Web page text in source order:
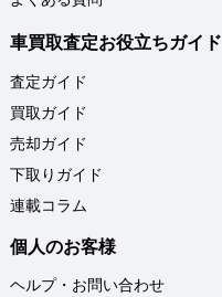
車買取査定お役立ちガイド
査定ガイド
買取ガイド
売却ガイド
下取りガイド
連載コラム
個人のお客様
ヘルプ・お問い合わせ